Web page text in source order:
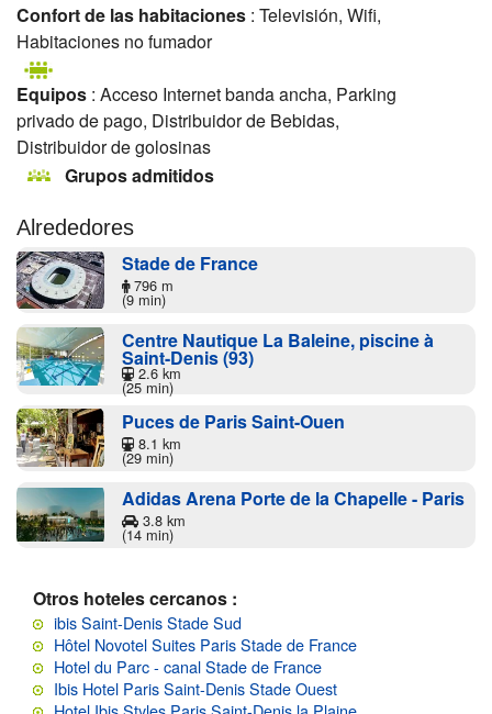
Confort de las habitaciones : Televisión, Wifi,
Habitaciones no fumador
Equipos : Acceso Internet banda ancha, Parking
privado de pago, Distribuidor de Bebidas,
Distribuidor de golosinas
Grupos admitidos
Alrededores
Stade de France
796 m
(9 min)
Centre Nautique La Baleine, piscine à
Saint-Denis (93)
2.6 km
(25 min)
Puces de Paris Saint-Ouen
8.1 km
(29 min)
Adidas Arena Porte de la Chapelle - Paris
3.8 km
(14 min)
Otros hoteles cercanos :
ibis Saint-Denis Stade Sud
Hôtel Novotel Suites Paris Stade de France
Hotel du Parc - canal Stade de France
Ibis Hotel Paris Saint-Denis Stade Ouest